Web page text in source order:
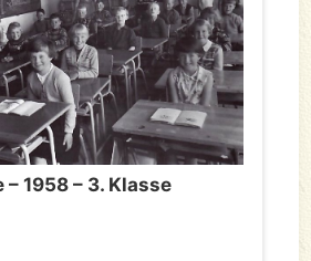
– 1958 – 3. Klasse